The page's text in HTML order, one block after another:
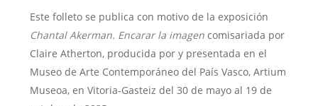
Este folleto se publica con motivo de la exposición
Chantal Akerman. Encarar la imagencomisariada por
Claire Atherton, producida por y presentada en el
Museo de Arte Contemporáneo del País Vasco, Artium
Museoa, en Vitoria-Gasteiz del 30 de mayo al 19 de